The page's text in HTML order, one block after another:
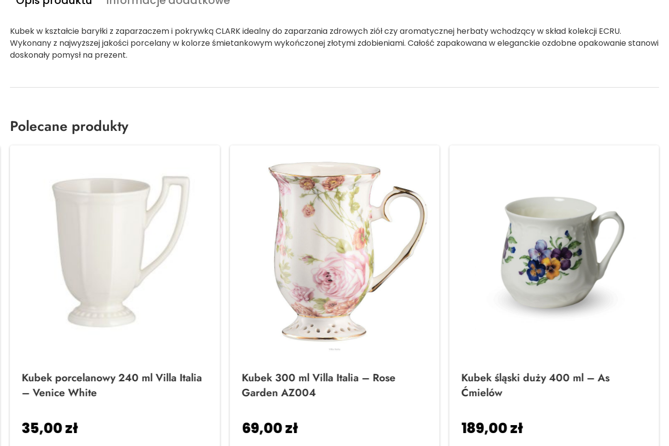
Kubek w kształcie baryłki z zaparzaczem i pokrywką CLARK idealny do zaparzania zdrowych ziół czy aromatycznej herbaty wchodzący w skład kolekcji ECRU.
Wykonany z najwyższej jakości porcelany w kolorze śmietankowym wykończonej złotymi zdobieniami. Całość zapakowana w eleganckie ozdobne opakowanie stanowi
doskonały pomysł na prezent.
Polecane produkty
Kubek porcelanowy 240 ml Villa Italia
– Venice White
35,00zł
Kubek 300 ml Villa Italia – Rose
Garden AZ004
69,00zł
Kubek śląski duży 400 ml – As
Ćmielów
189,00zł